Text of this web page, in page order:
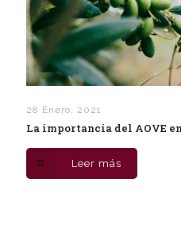
28 Enero, 2021
La importancia del AOVE
Leer más